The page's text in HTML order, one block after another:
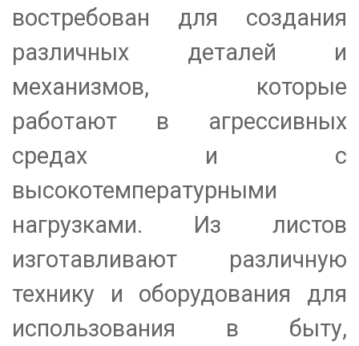
востребован для создания
различных деталей и
механизмов, которые
работают в агрессивных
средах и с
высокотемпературными
нагрузками. Из листов
изготавливают различную
технику и оборудования для
использования в быту,